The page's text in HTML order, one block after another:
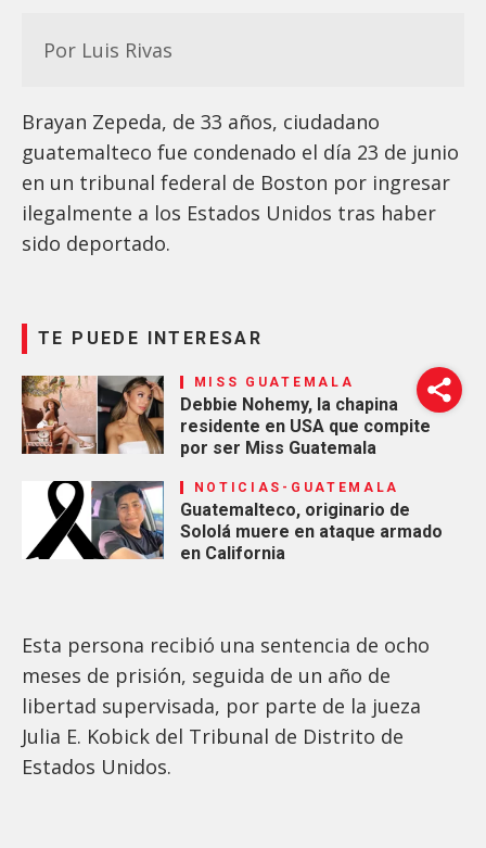
Por Luis Rivas
Brayan Zepeda, de 33 años, ciudadano
guatemalteco fue condenado el día 23 de junio
en un tribunal federal de Boston por ingresar
ilegalmente a los Estados Unidos tras haber
sido deportado.
TE PUEDE INTERESAR
MISS GUATEMALA
Debbie Nohemy, la chapina
residente en USA que compite
por ser Miss Guatemala
NOTICIAS-GUATEMALA
Guatemalteco, originario de
Sololá muere en ataque armado
en California
Esta persona recibió una sentencia de ocho
meses de prisión, seguida de un año de
libertad supervisada, por parte de la jueza
Julia E. Kobick del Tribunal de Distrito de
Estados Unidos.